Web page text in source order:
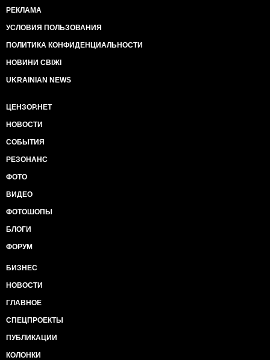
РЕКЛАМА
УСЛОВИЯ ПОЛЬЗОВАНИЯ
ПОЛИТИКА КОНФИДЕНЦИАЛЬНОСТИ
НОВИНИ СВІЖІ
UKRAINIAN NEWS
ЦЕНЗОР.НЕТ
НОВОСТИ
СОБЫТИЯ
РЕЗОНАНС
ФОТО
ВИДЕО
ФОТОШОПЫ
БЛОГИ
ФОРУМ
БИЗНЕС
НОВОСТИ
ГЛАВНОЕ
СПЕЦПРОЕКТЫ
ПУБЛИКАЦИИ
КОЛОНКИ